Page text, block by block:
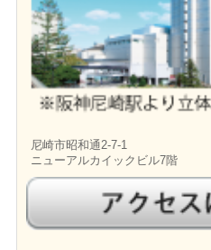
尼崎市昭和通2-7-1
ニューアルカイックビル7階